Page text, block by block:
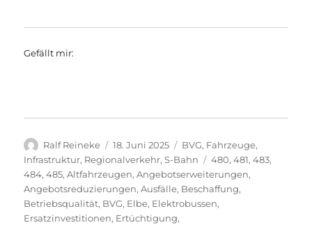
Gefällt mir:
Autor
Ralf Reineke
Veröffentlicht
am
18. Juni 2025 Kategorien
BVG, Fahrzeuge,
Infrastruktur, Regionalverkehr,S-Bahn Schlagwörter
480,481,483,
484,485,Altfahrzeugen,Angebotserweiterungen,
Angebotsreduzierungen,Ausfälle, Beschaffung,
Betriebsqualität, BVG, Elbe, Elektrobussen,
Ersatzinvestitionen, Ertüchtigung,